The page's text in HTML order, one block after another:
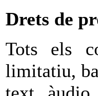
Drets de
Tots els
limitatiu,